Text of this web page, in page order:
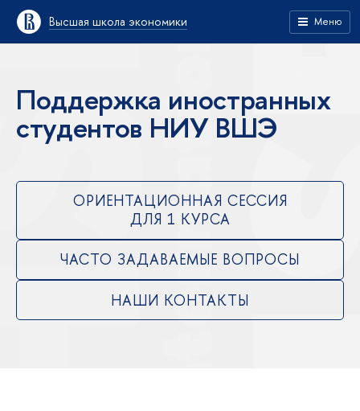
Высшая школа экономики Меню
Поддержка иностранных
студентов НИУ ВШЭ
ОРИЕНТАЦИОННАЯ СЕССИЯ
ДЛЯ 1 КУРСА
ЧАСТО ЗАДАВАЕМЫЕ ВОПРОСЫ
НАШИ КОНТАКТЫ